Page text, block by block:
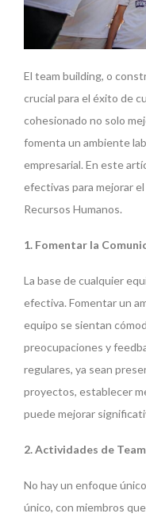
El team building, o
crucial para el éxito de
cohesionado no solo
fomenta un ambiente
empresarial. En este
efectivas para mejorar
Recursos Humanos.
1. Fomentar la
La base de cualquier
efectiva. Fomentar un
equipo se sientan
preocupaciones y
regulares, ya sean
proyectos, establecer
puede mejorar
2. Actividades de
No hay un enfoque
único, con miembros